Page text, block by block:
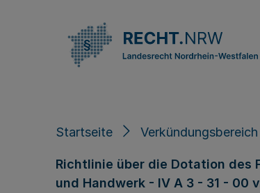
Startseite Verkündungsbereich
Richtlinie über die Dotation des
und Handwerk - IV A 3 - 31 - 00